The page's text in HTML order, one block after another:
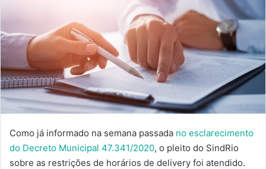
Como já informado na semana passada no esclarecimento
do Decreto Municipal 47.341/2020, o pleito do SindRio
sobre as restrições de horários de delivery foi atendido.